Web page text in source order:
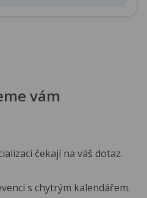
vám
čekají na váš dotaz.
s chytrým kalendářem.